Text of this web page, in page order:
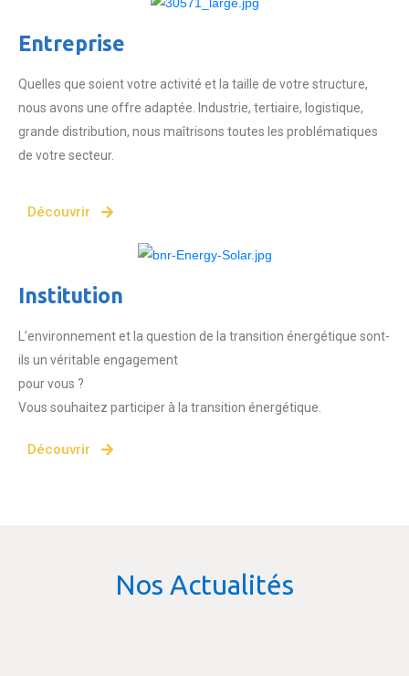
Entreprise
Quelles que soient votre activité et la taille de votre structure,
nous avons une offre adaptée. Industrie, tertiaire, logistique,
grande distribution, nous maîtrisons toutes les problématiques
de votre secteur.
Découvrir
Institution
L’environnement et la question de la transition énergétique sont-
ils un véritable engagement
pour vous ?
Vous souhaitez participer à la transition énergétique.
Découvrir
Nos Actualités